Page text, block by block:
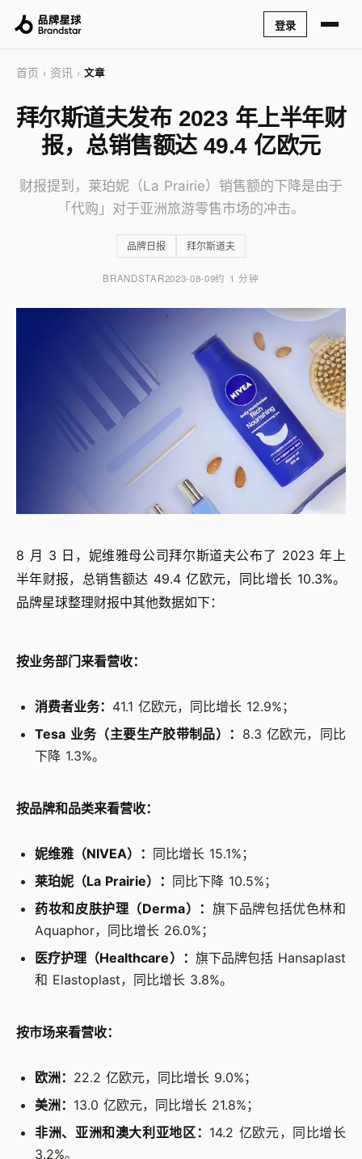
登录
首页 › 资讯 › 文章
拜尔斯道夫发布 2023 年上半年财
报，总销售额达 49.4 亿欧元
财报提到，莱珀妮（La Prairie）销售额的下降是由于
「代购」对于亚洲旅游零售市场的冲击。
品牌日报 拜尔斯道夫
BRANDSTAR2023-08-09约 1 分钟
8 月 3 日，妮维雅母公司拜尔斯道夫公布了 2023 年上
半年财报，总销售额达 49.4 亿欧元，同比增长 10.3%。
品牌星球整理财报中其他数据如下：
按业务部门来看营收：
消费者业务： 41.1 亿欧元，同比增长 12.9%；
Tesa 业务（主要生产胶带制品）： 8.3 亿欧元，同比
下降 1.3%。
按品牌和品类来看营收：
妮维雅（NIVEA）： 同比增长 15.1%；
莱珀妮（La Prairie）： 同比下降 10.5%；
药妆和皮肤护理（Derma）： 旗下品牌包括优色林和
Aquaphor，同比增长 26.0%；
医疗护理（Healthcare）： 旗下品牌包括 Hansaplast
和 Elastoplast，同比增长 3.8%。
按市场来看营收：
欧洲： 22.2 亿欧元，同比增长 9.0%；
美洲： 13.0 亿欧元，同比增长 21.8%；
非洲、亚洲和澳大利亚地区： 14.2 亿欧元，同比增长
3.2%。